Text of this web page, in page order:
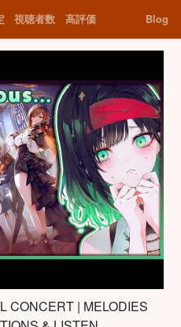
視聴者数 高評価 Blog
CONCERT | MELODIES